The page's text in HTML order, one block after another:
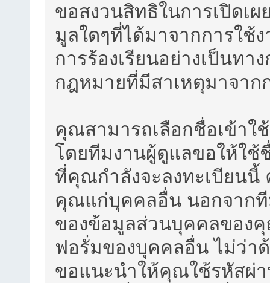
ขอสงวนสิทธิในการเปิดเ
มูลใดๆที่ได้มาจากการใ
การร้องเรียนอย่างเป็นทา
กฎหมายที่มีสาเหตุมาจา
คุณสามารถเลือกชื่อเข้า
โดยทีมงานผู้ดูแลขอให้ใ
ที่คุณกำลังจะลงทะเบียน
คุณแก่บุคคลอื่น นอกจาก
ของข้อมูลส่วนบุคคลของ
ฟอรั่มของบุคคลอื่น ไม่ว่า
ขอแนะนำให้คุณใช้รหัสผ่